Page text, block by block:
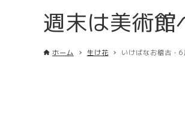
週末は美術館
ホーム 生け花 いけばなお稽古・6